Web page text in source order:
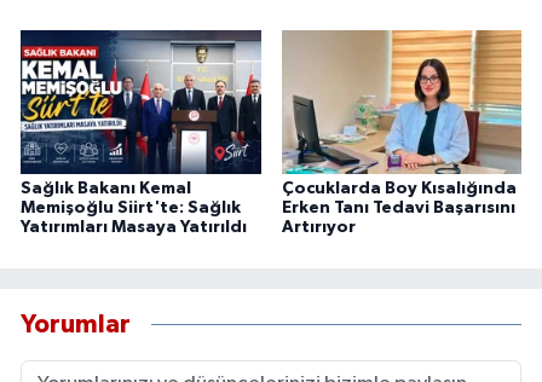
Sağlık Bakanı Kemal
Memişoğlu Siirt'te: Sağlık
Yatırımları Masaya Yatırıldı
Çocuklarda Boy Kısalığında
Erken Tanı Tedavi Başarısını
Artırıyor
Yorumlar